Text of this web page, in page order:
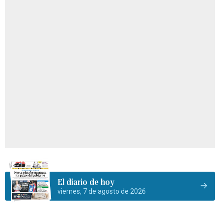
El diario de hoy
viernes, 7 de agosto de 2026